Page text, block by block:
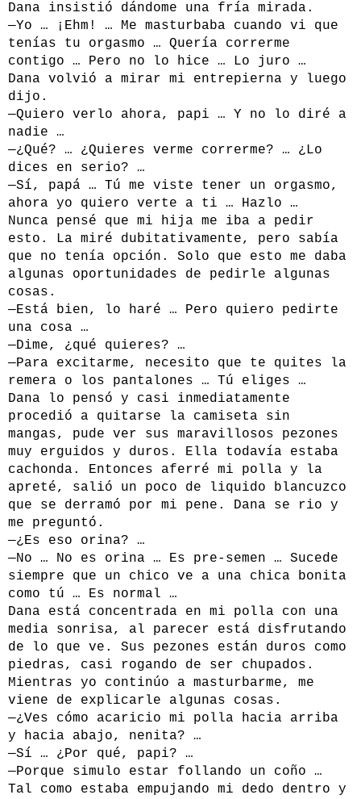
Dana insistió dándome una fría mirada.
—Yo … ¡Ehm! … Me masturbaba cuando vi que
tenías tu orgasmo … Quería correrme
contigo … Pero no lo hice … Lo juro …
Dana volvió a mirar mi entrepierna y luego
dijo.
—Quiero verlo ahora, papi … Y no lo diré a
nadie …
—¿Qué? … ¿Quieres verme correrme? … ¿Lo
dices en serio? …
—Sí, papá … Tú me viste tener un orgasmo,
ahora yo quiero verte a ti … Hazlo …
Nunca pensé que mi hija me iba a pedir
esto. La miré dubitativamente, pero sabía
que no tenía opción. Solo que esto me daba
algunas oportunidades de pedirle algunas
cosas.
—Está bien, lo haré … Pero quiero pedirte
una cosa …
—Dime, ¿qué quieres? …
—Para excitarme, necesito que te quites la
remera o los pantalones … Tú eliges …
Dana lo pensó y casi inmediatamente
procedió a quitarse la camiseta sin
mangas, pude ver sus maravillosos pezones
muy erguidos y duros. Ella todavía estaba
cachonda. Entonces aferré mi polla y la
apreté, salió un poco de liquido blancuzco
que se derramó por mi pene. Dana se rio y
me preguntó.
—¿Es eso orina? …
—No … No es orina … Es pre-semen … Sucede
siempre que un chico ve a una chica bonita
como tú … Es normal …
Dana está concentrada en mi polla con una
media sonrisa, al parecer está disfrutando
de lo que ve. Sus pezones están duros como
piedras, casi rogando de ser chupados.
Mientras yo continúo a masturbarme, me
viene de explicarle algunas cosas.
—¿Ves cómo acaricio mi polla hacia arriba
y hacia abajo, nenita? …
—Sí … ¿Por qué, papi? …
—Porque simulo estar follando un coño …
Tal como estaba empujando mi dedo dentro y